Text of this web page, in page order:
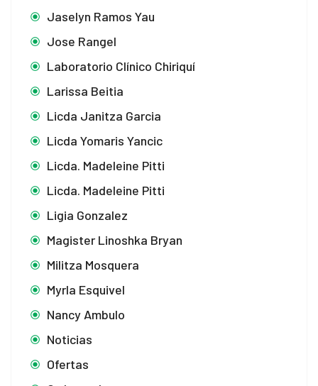
Jaselyn Ramos Yau
Jose Rangel
Laboratorio Clínico Chiriquí
Larissa Beitia
Licda Janitza Garcia
Licda Yomaris Yancic
Licda. Madeleine Pitti
Licda. Madeleine Pitti
Ligia Gonzalez
Magister Linoshka Bryan
Militza Mosquera
Myrla Esquivel
Nancy Ambulo
Noticias
Ofertas